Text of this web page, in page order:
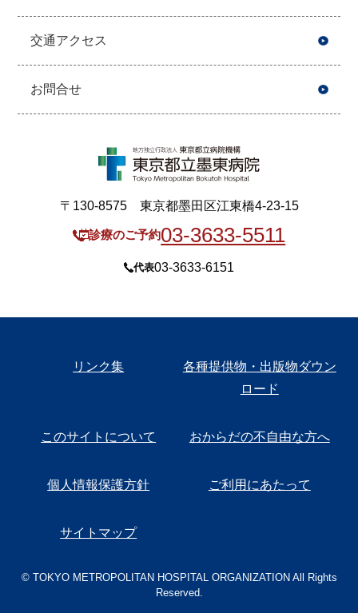
交通アクセス
お問合せ
〒130-8575 東京都墨田区江東橋4-23-15
診療のご予約03-3633-5511
代表03-3633-6151
リンク集
各種提供物・出版物ダウン
ロード
このサイトについて おからだの不自由な方へ
個人情報保護方針 ご利用にあたって
サイトマップ
© TOKYO METROPOLITAN HOSPITAL ORGANIZATION All Rights
Reserved.